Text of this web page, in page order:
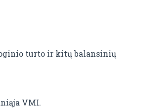
turto ir kitų balansinių
VMI.